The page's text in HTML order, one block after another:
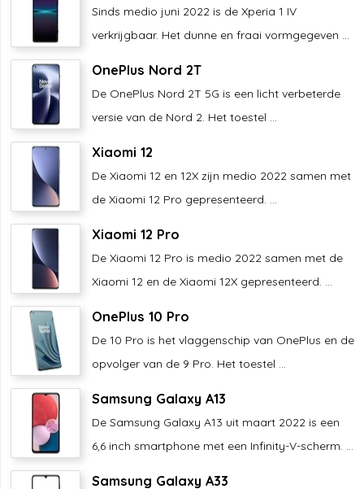
Sinds medio juni 2022 is de Xperia 1 IV
verkrijgbaar. Het dunne en fraai vormgegeven ...
OnePlus Nord 2T
De OnePlus Nord 2T 5G is een licht verbeterde
versie van de Nord 2. Het toestel ...
Xiaomi 12
De Xiaomi 12 en 12X zijn medio 2022 samen met
de Xiaomi 12 Pro gepresenteerd. ...
Xiaomi 12 Pro
De Xiaomi 12 Pro is medio 2022 samen met de
Xiaomi 12 en de Xiaomi 12X gepresenteerd. ...
OnePlus 10 Pro
De 10 Pro is het vlaggenschip van OnePlus en de
opvolger van de 9 Pro. Het toestel ...
Samsung Galaxy A13
De Samsung Galaxy A13 uit maart 2022 is een
6,6 inch smartphone met een Infinity-V-scherm. ...
Samsung Galaxy A33